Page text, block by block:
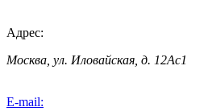
Адрес:
Москва, ул. Иловайская, д. 12Ас1
E-mail: